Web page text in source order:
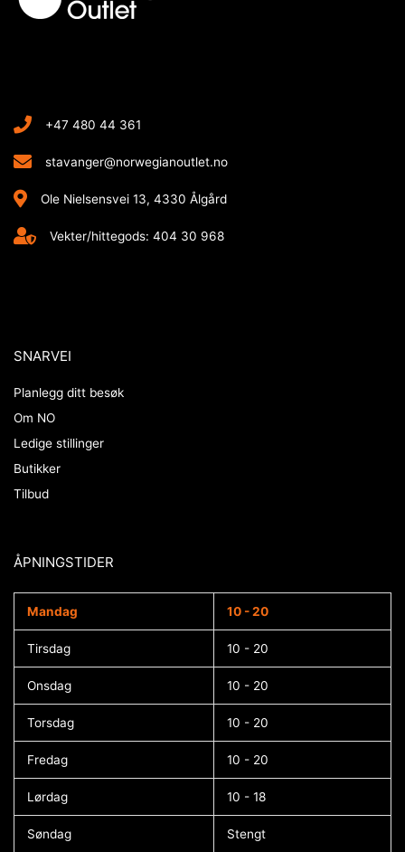
+47 480 44 361
stavanger@norwegianoutlet.no
Ole Nielsensvei 13, 4330 Ålgård
Vekter/hittegods: 404 30 968
SNARVEI
Planlegg ditt besøk
Om NO
Ledige stillinger
Butikker
Tilbud
ÅPNINGSTIDER​
Mandag 10 - 20
Tirsdag 10 - 20
Onsdag 10 - 20
Torsdag 10 - 20
Fredag 10 - 20
Lørdag 10 - 18
Søndag Stengt